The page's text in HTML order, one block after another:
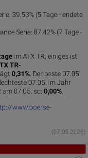
39.53% (5 Tage - endete
Serie: 87.42% (7 Tage -
im ATX TR, einiges ist
TR-
0,31% . Der beste 07.05.
07.05. im Jahr
am 07.05. so: 0,00%
www.boerse-
(07.05.2026)